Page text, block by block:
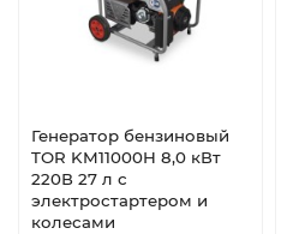
Генератор бензиновый
TOR KM11000H 8,0 кВт
220В 27 л с
электростартером и
колесами